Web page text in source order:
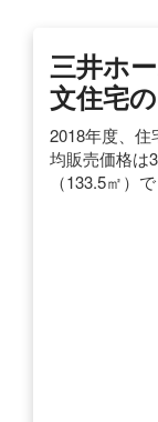
三井ホ
文住宅
2018年度、
均販売価格は
（133.5㎡）